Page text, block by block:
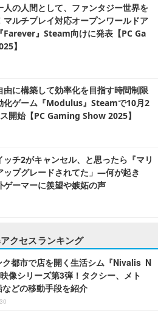
人の人間として、ファンタジー世界を
マルチプレイ対応オープンワールドア
Farever』Steam向けに発表【PC Ga
】
由に構築して効率化を目指す時間制限
化ゲーム『Modulus』Steamで10月2
開始【PC Gaming Show 2025】
ッチ2がキャンセル、と思ったら『マリ
ップグレードされてた」―何が起き
ゲーマーに羨望や嫉妬の声
クセスランキング
ク都市で店を開く生活シム『Nivalis N
像シリーズ第3弾！タクシー、メト
などの移動手段を紹介